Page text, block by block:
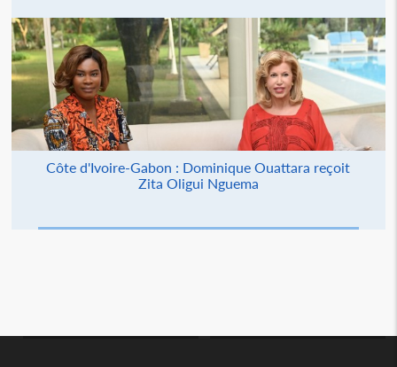
Côte d'Ivoire-Gabon : Dominique Ouattara reçoit
Zita Oligui Nguema